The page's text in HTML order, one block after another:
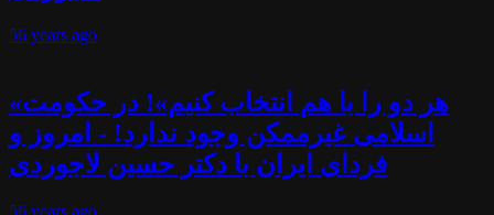
56 years ago
«هر دو را با هم انتخاب کنیم»! در حکومت
اسلامی غیرممکن وجود ندارد! - امروز و
فردای ایران با دکتر حسین لاجوردی
56 years ago